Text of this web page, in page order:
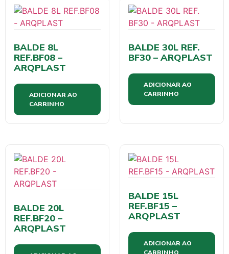
BALDE 8L
REF.BF08 –
ARQPLAST
ADICIONAR AO
CARRINHO
BALDE 30L REF.
BF30 – ARQPLAST
ADICIONAR AO
CARRINHO
BALDE 20L
REF.BF20 –
ARQPLAST
BALDE 15L
REF.BF15 –
ARQPLAST
ADICIONAR AO
CARRINHO